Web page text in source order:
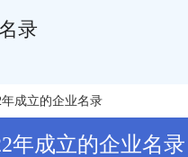
录
年成立的企业名录
年成立的企业名录